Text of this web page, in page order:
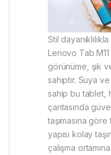
Stil
Lenovo Tab
görünüme, şık
sahiptir. Suya ve
sahip bu tablet,
çantasında
taşımasına
yapısı kolay
çalışma